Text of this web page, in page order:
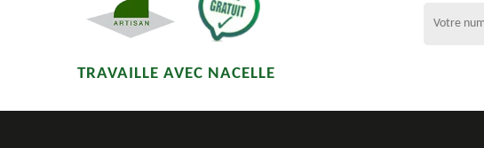
TRAVAILLE AVEC NACELLE